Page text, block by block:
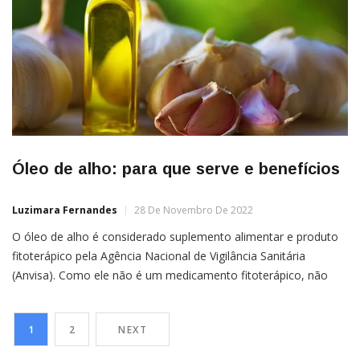
Óleo de alho: para que serve e benefícios
Luzimara Fernandes 28 De Novembro De 2022
O óleo de alho é considerado suplemento alimentar e produto
fitoterápico pela Agência Nacional de Vigilância Sanitária
(Anvisa). Como ele não é um medicamento fitoterápico, não
como alternativa para algum tipo de tratamento. Mesmo assim,
o óleo de alho contém uma bula que o consumidor deve […]
1 2 NEXT